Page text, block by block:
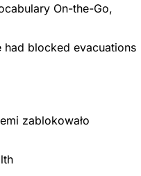
On-the-Go,
had blocked evacuations
zablokowało